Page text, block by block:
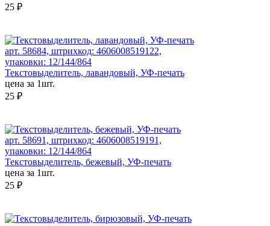
25 ₽
арт. 58684, штрихкод: 4606008519122,
упаковки: 12/144/864
Текстовыделитель, лавандовый, УФ-печать
цена за 1шт.
25 ₽
арт. 58691, штрихкод: 4606008519191,
упаковки: 12/144/864
Текстовыделитель, бежевый, УФ-печать
цена за 1шт.
25 ₽